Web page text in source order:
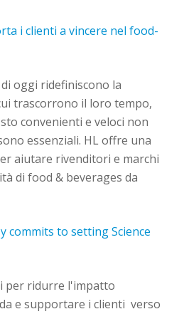
i clienti a vincere nel food-
oggi ridefiniscono la
trascorrono il loro tempo,
convenienti e veloci non
essenziali. HL offre una
aiutare rivenditori e marchi
di food & beverages da
commits to setting Science
per ridurre l'impatto
e supportare i clienti verso